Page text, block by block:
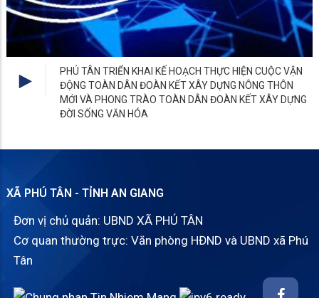
XÃ PHÚ TÂN - TỈNH AN GIANG
Đơn vị chủ quản: UBND XÃ PHÚ TÂN
Cơ quan thường trực: Văn phòng HĐND và UBND xã Phú
Tân